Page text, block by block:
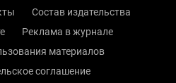
Состав издательства
Реклама в журнале
материалов
соглашение